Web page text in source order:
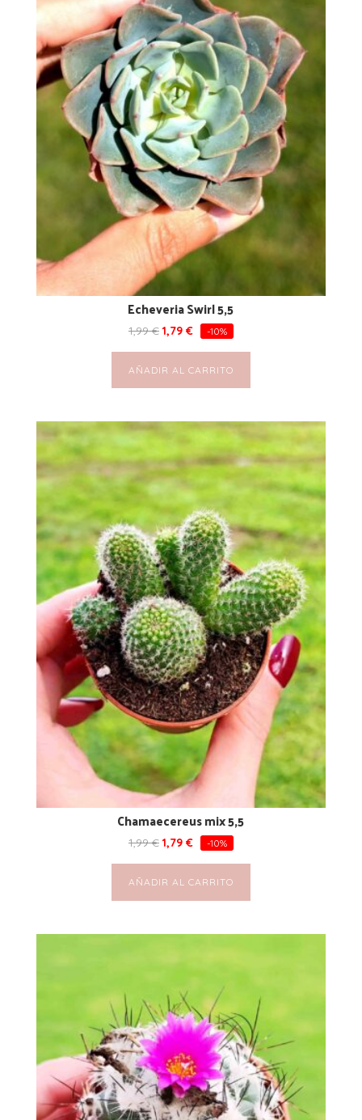
Echeveria Swirl 5,5
1,99€ 1,79 € -10%
AÑADIR AL CARRITO
Chamaecereus mix 5,5
1,99€ 1,79 € -10%
AÑADIR AL CARRITO